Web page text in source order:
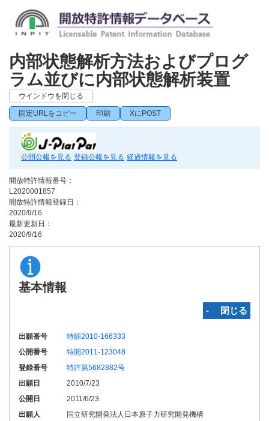
内部状態解析方法およびプログ
ラム並びに内部状態解析装置
ウインドウを閉じる
固定URLをコピー 印刷 XにPOST
公開公報を見る 登録公報を見る 経過情報を見る
開放特許情報番号：
L2020001857
開放特許情報登録日：
2020/9/16
最新更新日：
2020/9/16
基本情報
‐ 閉じる
出願番号
特願2010-166333
公開番号
特開2011-123048
登録番号
特許第5682882号
出願日
2010/7/23
公開日
2011/6/23
出願人
国立研究開発法人日本原子力研究開発機構